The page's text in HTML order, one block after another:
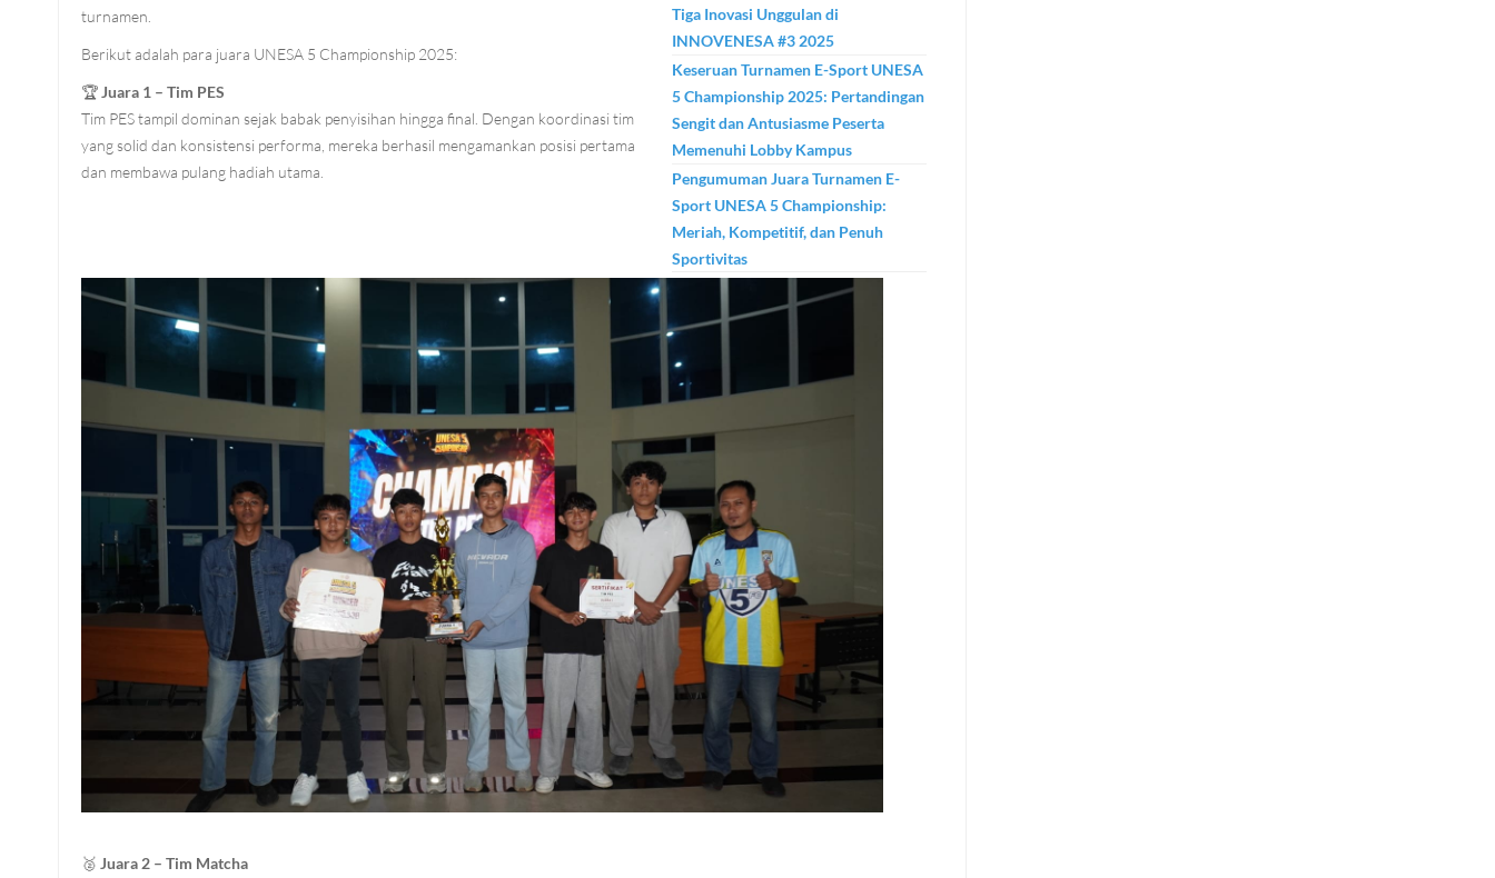
Tiga Inovasi Unggulan di
INNOVENESA #3 2025
Keseruan Turnamen E-Sport UNESA
5 Championship 2025: Pertandingan
Sengit dan Antusiasme Peserta
Memenuhi Lobby Kampus
Pengumuman Juara Turnamen E-
Sport UNESA 5 Championship:
Meriah, Kompetitif, dan Penuh
Sportivitas
turnamen.
Berikut adalah para juara UNESA 5 Championship 2025:
🏆 Juara 1 – Tim PES
Tim PES tampil dominan sejak babak penyisihan hingga final. Dengan koordinasi tim
yang solid dan konsistensi performa, mereka berhasil mengamankan posisi pertama
dan membawa pulang hadiah utama.
🥈 Juara 2 – Tim Matcha